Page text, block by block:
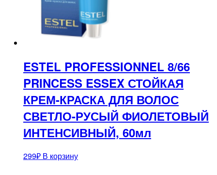
ESTEL PROFESSIONNEL 8/66
PRINCESS ESSEX СТОЙКАЯ
КРЕМ-КРАСКА ДЛЯ ВОЛОС
СВЕТЛО-РУСЫЙ ФИОЛЕТОВЫЙ
ИНТЕНСИВНЫЙ, 60мл
299₽ В корзину